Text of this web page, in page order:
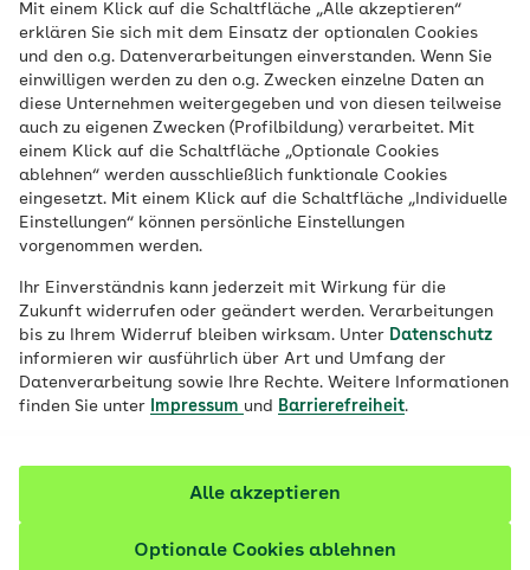
Mit einem Klick auf die Schaltfläche „Alle akzeptieren“
erklären Sie sich mit dem Einsatz der optionalen Cookies
und den o.g. Datenverarbeitungen einverstanden. Wenn Sie
einwilligen werden zu den o.g. Zwecken einzelne Daten an
diese Unternehmen weitergegeben und von diesen teilweise
auch zu eigenen Zwecken (Profilbildung) verarbeitet. Mit
einem Klick auf die Schaltfläche „Optionale Cookies
ablehnen“ werden ausschließlich funktionale Cookies
eingesetzt. Mit einem Klick auf die Schaltfläche „Individuelle
Einstellungen“ können persönliche Einstellungen
vorgenommen werden.
Ihr Einverständnis kann jederzeit mit Wirkung für die
Zukunft widerrufen oder geändert werden. Verarbeitungen
bis zu Ihrem Widerruf bleiben wirksam. Unter Datenschutz
informieren wir ausführlich über Art und Umfang der
Datenverarbeitung sowie Ihre Rechte. Weitere Informationen
finden Sie unter
Impressum und Barrierefreiheit.
Optionale Cookies ablehnen
Alle akzeptieren
Ort
Job finden
217 Stellenangebote
Soziale Arbeit im Gesundheitswesen (B.A.)
(m/w/d)
Duales Studium - praxisintegriert |